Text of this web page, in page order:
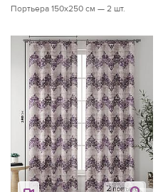
Портьера 150х250 см — 2 шт.